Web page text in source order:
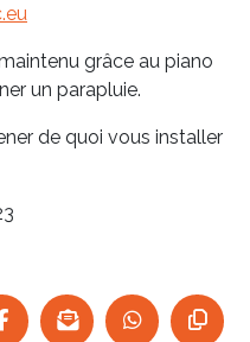
grâce au piano
un parapluie.
de quoi vous installer